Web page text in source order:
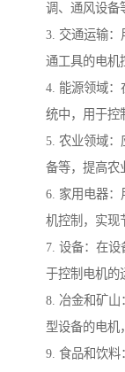
调、通风设备
3. 交通运输：
通工具的电机
4. 能源领域：
统中，用于控
5. 农业领域：
备等，提高农
6. 家用电器：
机控制，实现
7. 设备：在设
于控制电机的
8. 冶金和矿山
型设备的电机
9. 食品和饮料